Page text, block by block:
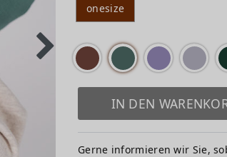
onesize
IN DEN
Gerne informieren wir Sie,